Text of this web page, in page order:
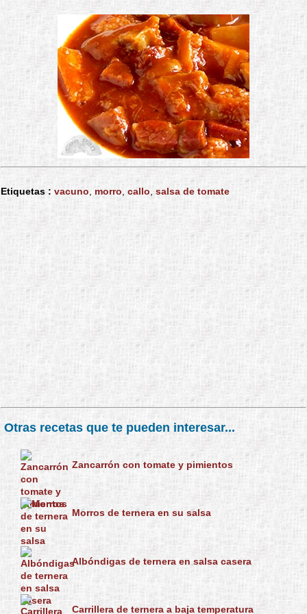
Etiquetas : vacuno, morro, callo, salsa de tomate
Otras recetas que te pueden interesar...
Zancarrón con tomate y pimientos
Morros de ternera en su salsa
Albóndigas de ternera en salsa casera
Carrillera de ternera a baja temperatura